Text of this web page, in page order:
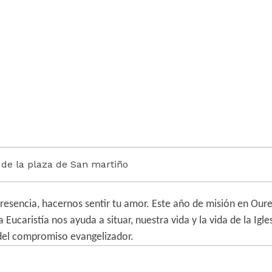
la plaza de San martiño
hacernos sentir tu amor. Este año de misión en
Eucaristía nos ayuda a situar, nuestra vida y la vida de la
compromiso evangelizador.